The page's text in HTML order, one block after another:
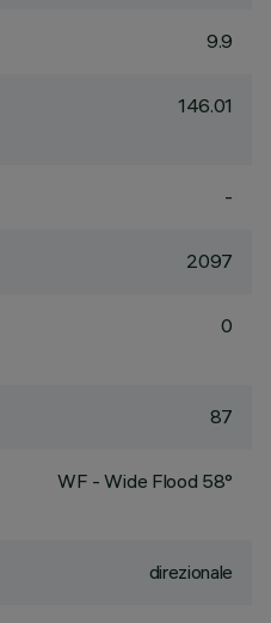
9.9
146.01
-
2097
0
87
WF - Wide Flood 58°
direzionale